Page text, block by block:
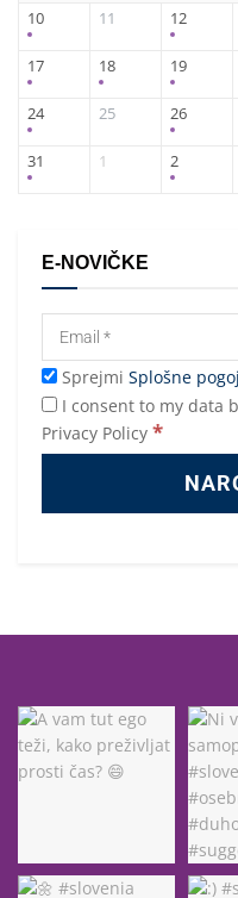
10 11 12
17 18 19
24 25 26
31 1 2
E-NOVIČKE
Sprejmi Splošne
I consent to my data
Privacy Policy *